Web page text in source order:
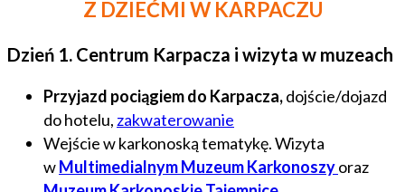
Z DZIEĆMI W KARPACZU
Dzień 1. Centrum Karpacza i wizyta w muzeach
Przyjazd pociągiem do Karpacza,dojście/dojazd
do hotelu, zakwaterowanie
Wejście w karkonoską tematykę. Wizyta
wMultimedialnym Muzeum Karkonoszyoraz